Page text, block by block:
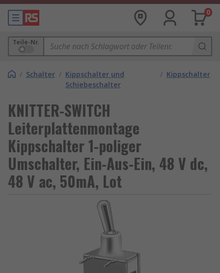
0
Teile-Nr.
/ Schalter / Kippschalter und
Schiebeschalter
/ Kippschalter
KNITTER-SWITCH
Leiterplattenmontage
Kippschalter 1-poliger
Umschalter, Ein-Aus-Ein, 48 V dc,
48 V ac, 50mA, Lot